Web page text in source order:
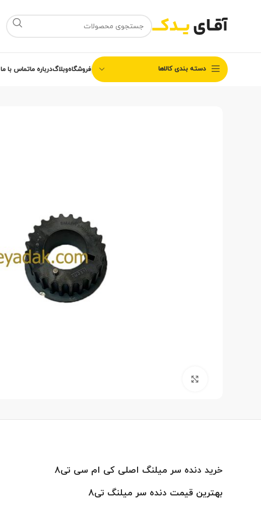
دسته بندی کالاها فروشگاهوبلاگدرباره ماتماس با ما
خرید دنده سر میلنگ اصلی کی ام سی تی8
بهترین قیمت دنده سر میلنگ تی8